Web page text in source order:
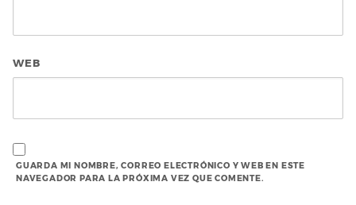
WEB
GUARDA MI NOMBRE, CORREO ELECTRÓNICO Y WEB EN ESTE
NAVEGADOR PARA LA PRÓXIMA VEZ QUE COMENTE.